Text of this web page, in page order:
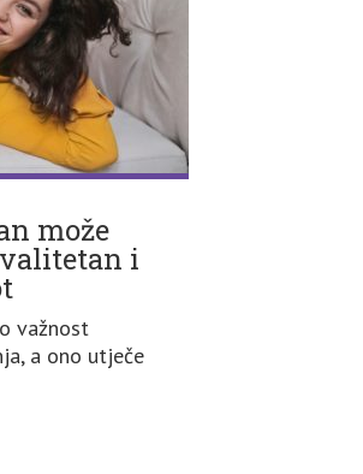
može
i
važnost
a ono utječe